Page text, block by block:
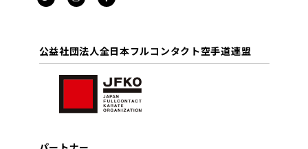
公益社団法人全日本フルコンタクト空手道連盟